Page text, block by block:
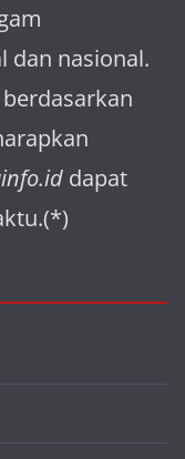
dan nasional.
dapat